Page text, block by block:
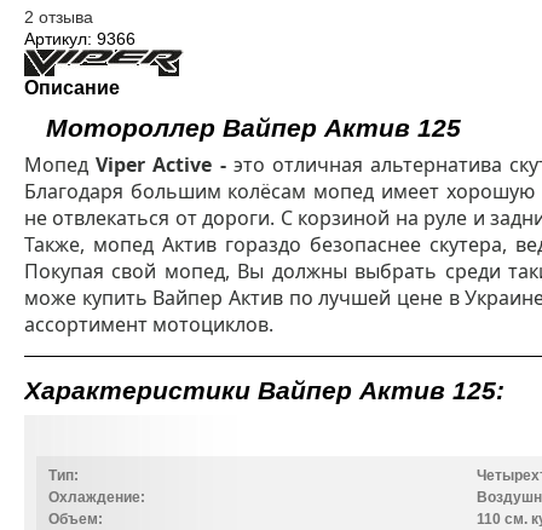
2 отзыва
Артикул: 9366
Описание
Мотороллер Вайпер Актив 125
МопедViper Active -это отличная альтернатива
Благодаря большим колёсам мопед имеет
не отвлекаться от дороги. С корзиной на руле и
Также, мопед Актив гораздо безопаснее скутера,
Покупая свой мопед, Вы должны выбрать среди
може купить Вайпер Актив по лучшей цене в
ассортимент мотоциклов.
Характеристики Вайпер Актив 125:
Тип:
Охлаждение:
Объем:
110 см.